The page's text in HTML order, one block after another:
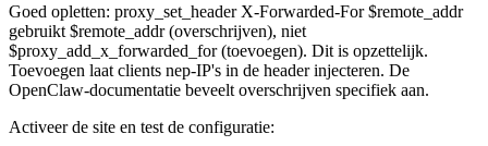
Goed opletten: proxy_set_header X-Forwarded-For $remote_addr
gebruikt $remote_addr(overschrijven), niet
$proxy_add_x_forwarded_for(toevoegen). Dit is opzettelijk.
Toevoegen laat clients nep-IP's in de header injecteren. De
OpenClaw-documentatie beveelt overschrijven specifiek aan.
Activeer de site en test de configuratie: